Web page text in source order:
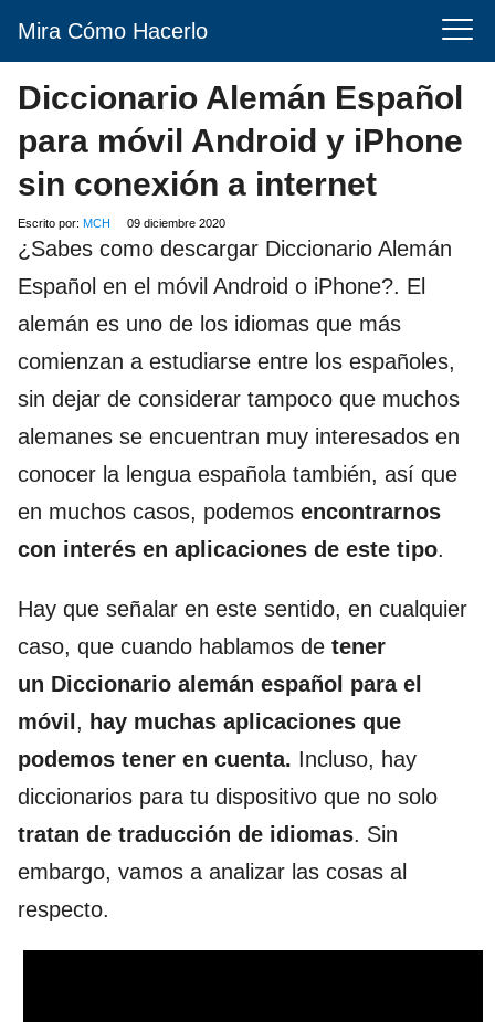
Mira Cómo Hacerlo
Diccionario Alemán Español
para móvil Android y iPhone
sin conexión a internet
Escrito por: MCH 09 diciembre 2020
¿Sabes como descargar Diccionario Alemán
Español en el móvil Android o iPhone?. El
alemán es uno de los idiomas que más
comienzan a estudiarse entre los españoles,
sin dejar de considerar tampoco que muchos
alemanes se encuentran muy interesados en
conocer la lengua española también, así que
en muchos casos, podemos encontrarnos
con interés en aplicaciones de este tipo.
Hay que señalar en este sentido, en cualquier
caso, que cuando hablamos de tener
un Diccionario alemán español para el
móvil , hay muchas aplicaciones que
podemos tener en cuenta. Incluso, hay
diccionarios para tu dispositivo que no solo
tratan de traducción de idiomas. Sin
embargo, vamos a analizar las cosas al
respecto.